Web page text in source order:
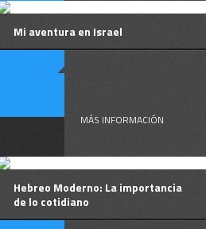
Mi aventura en Israel
MÁS INFORMACIÓN
Hebreo Moderno: La importancia
de lo cotidiano